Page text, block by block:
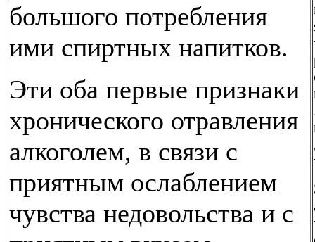
большого потребления
ими спиртных напитков.
Эти оба первые признаки
хронического отравления
алкоголем, в связи с
приятным ослаблением
чувства недовольства и с